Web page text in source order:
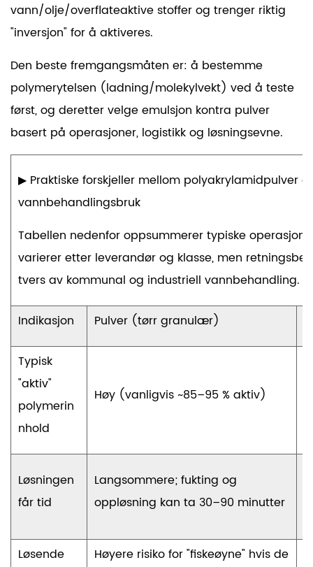
vann/olje/overflateaktive stoffer og trenger riktig
"inversjon" for å aktiveres.
Den beste fremgangsmåten er: å bestemme
polymerytelsen (ladning/molekylvekt) ved å teste
først, og deretter velge emulsjon kontra pulver
basert på operasjoner, logistikk og løsningsevne.
▶ Praktiske forskjeller mellom polyakrylamidpulver
vannbehandlingsbruk
Tabellen nedenfor oppsummerer typiske
varierer etter leverandør og klasse, men
tvers av kommunal og industriell vannbehandling.
Indikasjon Pulver (tørr granulær)
Typisk
"aktiv"
polymerin
nhold
Høy (vanligvis~85–95 %aktiv)
Løsningen
får tid
Langsommere; fukting og
oppløsning kan ta 30–90 minutter
Løsende
Høyere risiko for "fiskeøyne" hvis de